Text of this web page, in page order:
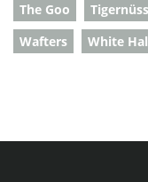
The Goo
Wafters
White